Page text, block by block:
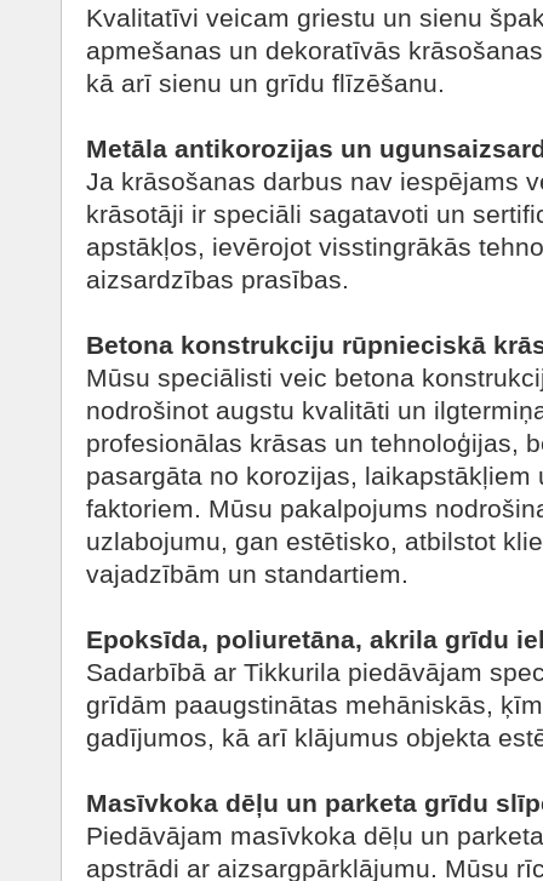
Kvalitatīvi veicam griestu un sienu
apmešanas un dekoratīvās
kā arī sienu un grīdu flīzēšanu.
Metāla antikorozijas un
Ja krāsošanas darbus nav iespējams
krāsotāji ir speciāli sagatavoti un
apstākļos, ievērojot visstingrākās
aizsardzības prasības.
Betona konstrukciju rūpnieciskā
Mūsu speciālisti veic betona
nodrošinot augstu kvalitāti un
profesionālas krāsas un tehnoloģijas,
pasargāta no korozijas, laikapstākļiem
faktoriem. Mūsu pakalpojums
uzlabojumu, gan estētisko, atbilstot
vajadzībām un standartiem.
Epoksīda, poliuretāna, akrila grīdu
Sadarbībā ar Tikkurila piedāvājam
grīdām paaugstinātas mehāniskās,
gadījumos, kā arī klājumus objekta
Masīvkoka dēļu un parketa grīdu
Piedāvājam masīvkoka dēļu un
apstrādi ar aizsargpārklājumu. Mūsu